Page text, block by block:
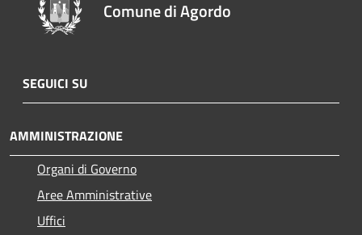
Comune di Agordo
SEGUICI SU
AMMINISTRAZIONE
Organi di Governo
Aree Amministrative
Uffici